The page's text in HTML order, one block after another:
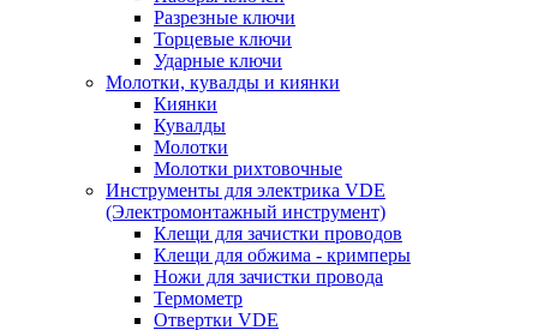
Разрезные ключи
Торцевые ключи
Ударные ключи
Молотки, кувалды и киянки
Киянки
Кувалды
Молотки
Молотки рихтовочные
Инструменты для электрика VDE
(Электромонтажный инструмент)
Клещи для зачистки проводов
Клещи для обжима - кримперы
Ножи для зачистки провода
Термометр
Отвертки VDE